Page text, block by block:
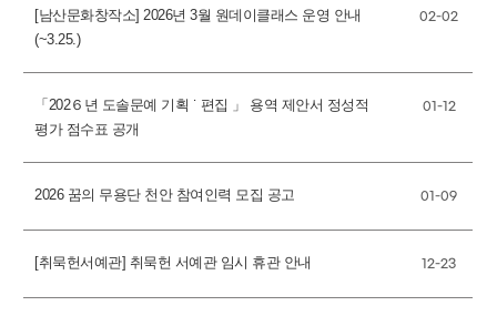
[남산문화창작소] 2026년 3월 원데이클래스 운영 안내
(~3.25.)
02-02
「202６년 도솔문예 기획 ˙ 편집 」 용역 제안서 정성적
평가 점수표 공개
01-12
2026 꿈의 무용단 천안 참여인력 모집 공고 01-09
[취묵헌서예관] 취묵헌 서예관 임시 휴관 안내 12-23